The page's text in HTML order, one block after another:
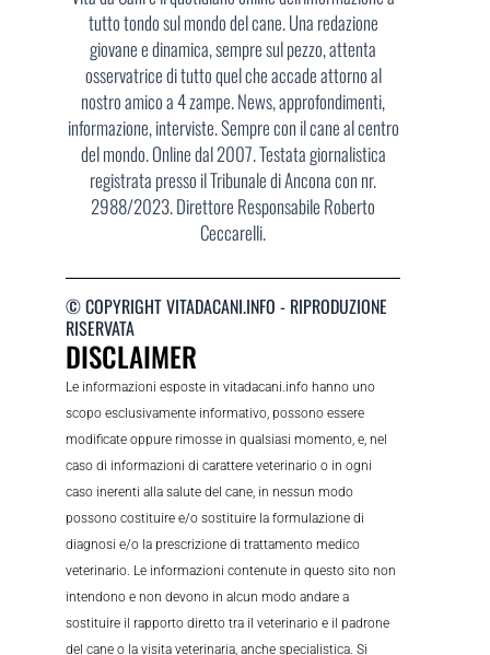
tutto tondo sul mondo del cane. Una redazione
giovane e dinamica, sempre sul pezzo, attenta
osservatrice di tutto quel che accade attorno al
nostro amico a 4 zampe. News, approfondimenti,
informazione, interviste. Sempre con il cane al centro
del mondo. Online dal 2007. Testata giornalistica
registrata presso il Tribunale di Ancona con nr.
2988/2023. Direttore Responsabile Roberto
Ceccarelli.
© COPYRIGHT VITADACANI.INFO - RIPRODUZIONE
RISERVATA
DISCLAIMER
Le informazioni esposte in vitadacani.info hanno uno
scopo esclusivamente informativo, possono essere
modificate oppure rimosse in qualsiasi momento, e, nel
caso di informazioni di carattere veterinario o in ogni
caso inerenti alla salute del cane, in nessun modo
possono costituire e/o sostituire la formulazione di
diagnosi e/o la prescrizione di trattamento medico
veterinario. Le informazioni contenute in questo sito non
intendono e non devono in alcun modo andare a
sostituire il rapporto diretto tra il veterinario e il padrone
del cane o la visita veterinaria, anche specialistica. Si